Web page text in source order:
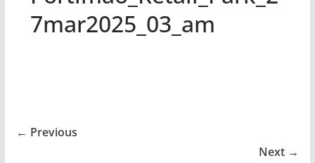
7mar2025_03_am
← Previous
Next →